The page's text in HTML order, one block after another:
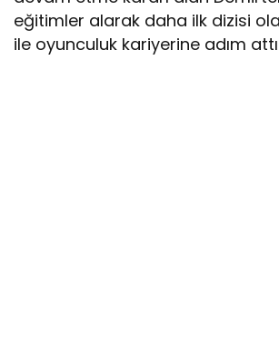
eğitimler alarak daha ilk dizisi
ile oyunculuk kariyerine adım